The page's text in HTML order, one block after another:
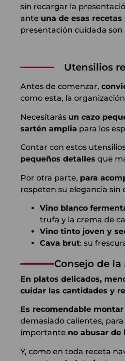
sin recargar la
ante una de esas
presentación cuidada
Utensilios
Antes de comenzar,
como esta, la
Necesitarás un cazo
sartén amplia para los
Contar con estos
pequeños detalles que
Por otra parte, para
respeten su elegancia sin
Vino blanco
trufa y la crema de
Vino tinto joven y
Cava brut: su
Consejo de la
En platos delicados,
cuidar las cantidades y
Es recomendable
demasiado calientes,
importante no abusar de
Y, como en toda receta